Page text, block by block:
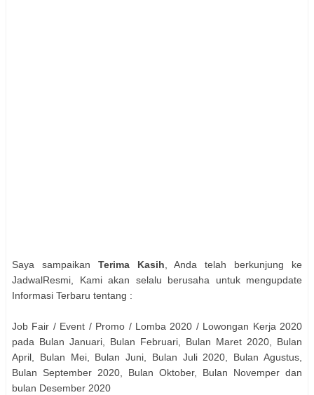
Saya sampaikan Terima Kasih , Anda telah berkunjung ke
JadwalResmi, Kami akan selalu berusaha untuk mengupdate
Informasi Terbaru tentang :
Job Fair / Event / Promo / Lomba 2020 / Lowongan Kerja 2020
pada Bulan Januari, Bulan Februari, Bulan Maret 2020, Bulan
April, Bulan Mei, Bulan Juni, Bulan Juli 2020, Bulan Agustus,
Bulan September 2020, Bulan Oktober, Bulan Novemper dan
bulan Desember 2020